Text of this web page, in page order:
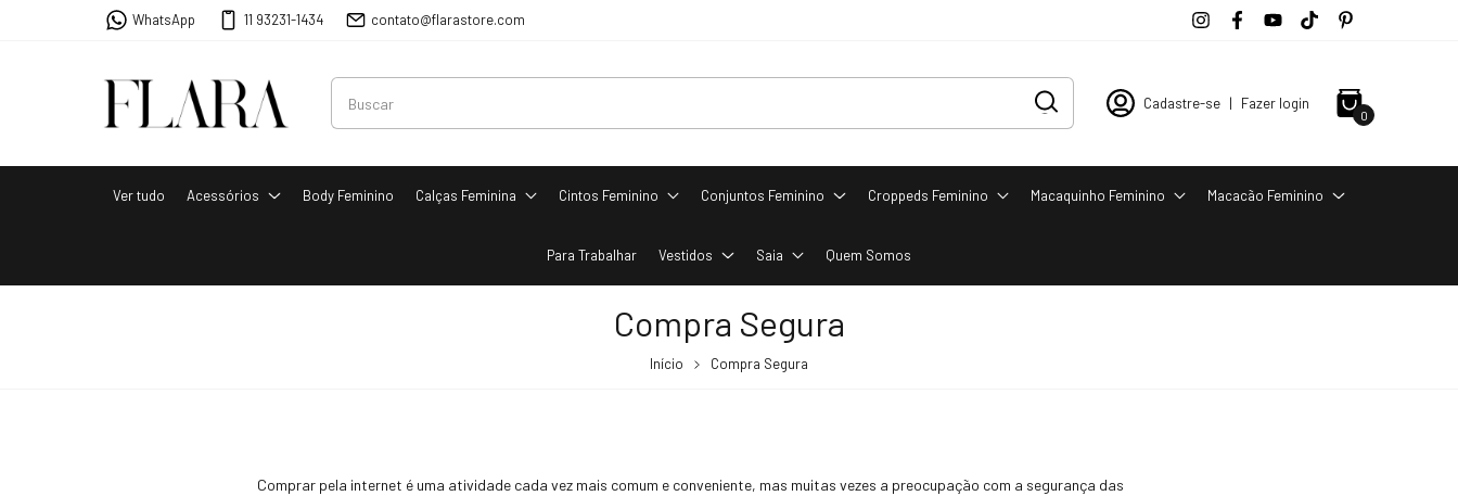
WhatsApp 11 93231-1434 contato@flarastore.com
Cadastre-se | Fazer login
0
Ver tudo Acessórios Body Feminino Calças Feminina Cintos Feminino Conjuntos Feminino Croppeds Feminino Macaquinho Feminino Macacão Feminino
Para Trabalhar Vestidos Saia Quem Somos
Compra Segura
Início Compra Segura
Comprar pela internet é uma atividade cada vez mais comum e conveniente, mas muitas vezes a preocupação com a segurança das